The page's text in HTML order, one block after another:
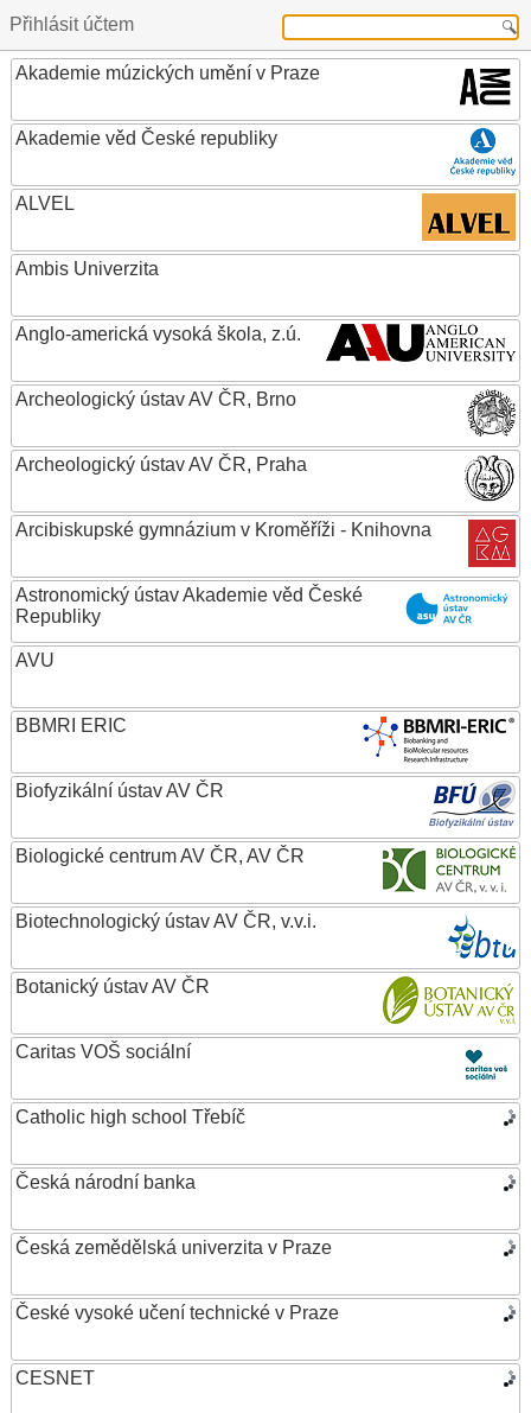
Přihlásit účtem
Akademie múzických umění v Praze
Akademie věd České republiky
ALVEL
Ambis Univerzita
Anglo-americká vysoká škola, z.ú.
Archeologický ústav AV ČR, Brno
Archeologický ústav AV ČR, Praha
Arcibiskupské gymnázium v Kroměříži - Knihovna
Astronomický ústav Akademie věd České
Republiky
AVU
BBMRI ERIC
Biofyzikální ústav AV ČR
Biologické centrum AV ČR, AV ČR
Biotechnologický ústav AV ČR, v.v.i.
Botanický ústav AV ČR
Caritas VOŠ sociální
Catholic high school Třebíč
Česká národní banka
Česká zemědělská univerzita v Praze
České vysoké učení technické v Praze
CESNET